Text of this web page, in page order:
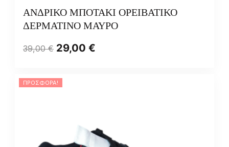
ΑΝΔΡΙΚΟ ΜΠΟΤΑΚΙ ΟΡΕΙΒΑΤΙΚΟ
ΔΕΡΜΑΤΙΝΟ ΜΑΥΡΟ
39,00€ 29,00 €
ΠΡΟΣΦΟΡΆ!